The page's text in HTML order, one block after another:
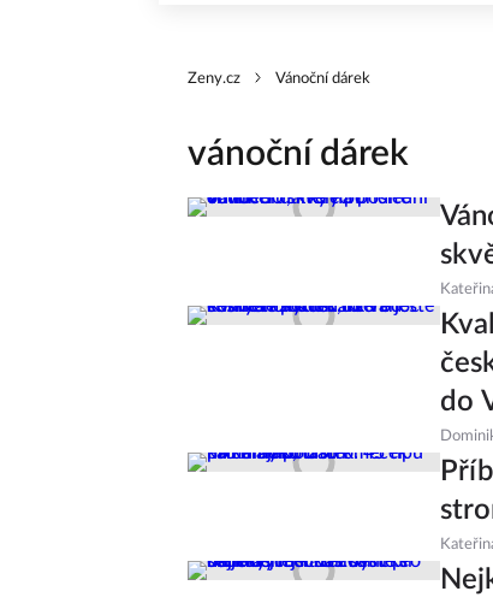
Zeny.cz Vánoční dárek
vánoční dárek
do